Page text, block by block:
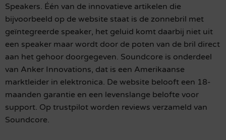
Speakers. Één van de innovatieve artikelen die
bijvoorbeeld op de website staat is de zonnebril met
geïntegreerde speaker, het geluid komt daarbij niet uit
een speaker maar wordt door de poten van de bril direct
aan het gehoor doorgegeven. Soundcore is onderdeel
van Anker Innovations, dat is een Amerikaanse
marktleider in elektronica. De website belooft een 18-
maanden garantie en een levenslange belofte voor
support. Op trustpilot worden reviews verzameld van
Soundcore.